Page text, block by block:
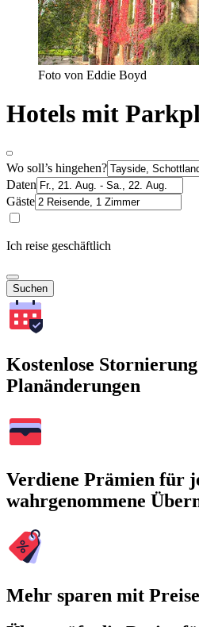
Foto von Eddie Boyd
Hotels mit
Wo soll’s hingehen?
Daten
Gäste
Ich reise geschäftlich
Suchen
Kostenlose
Planänderungen
Verdiene Prämien für
wahrgenommene
Mehr sparen mit